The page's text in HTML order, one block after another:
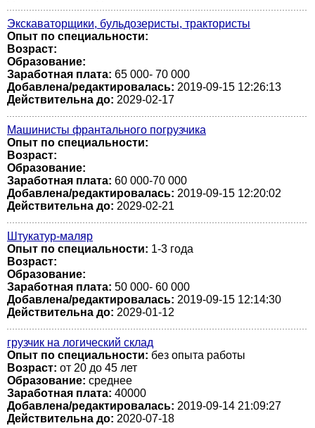
Экскаваторщики, бульдозеристы, трактористы
Опыт по специальности:
Возраст:
Образование:
Заработная плата: 65 000- 70 000
Добавлена/редактировалась: 2019-09-15 12:26:13
Действительна до: 2029-02-17
Машинисты франтального погрузчика
Опыт по специальности:
Возраст:
Образование:
Заработная плата: 60 000-70 000
Добавлена/редактировалась: 2019-09-15 12:20:02
Действительна до: 2029-02-21
Штукатур-маляр
Опыт по специальности: 1-3 года
Возраст:
Образование:
Заработная плата: 50 000- 60 000
Добавлена/редактировалась: 2019-09-15 12:14:30
Действительна до: 2029-01-12
грузчик на логический склад
Опыт по специальности: без опыта работы
Возраст: от 20 до 45 лет
Образование: среднее
Заработная плата: 40000
Добавлена/редактировалась: 2019-09-14 21:09:27
Действительна до: 2020-07-18